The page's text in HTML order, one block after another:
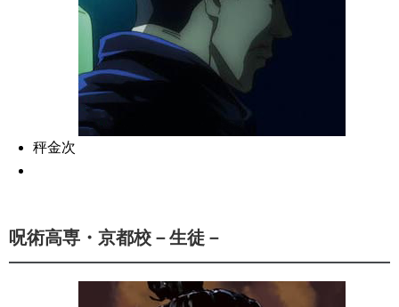
秤金次
呪術高専・京都校－生徒－